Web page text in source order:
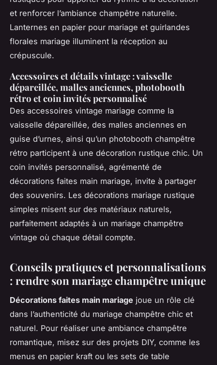
et renforcer l’ambiance champêtre naturelle.
Lanternes en papier pour mariage et guirlandes
florales mariage illuminent la réception au
crépuscule.
Accessoires et détails vintage : vaisselle
dépareillée, malles anciennes, photobooth
rétro et coin invités personnalisé
Des accessoires vintage mariage comme la
vaisselle dépareillée, des malles anciennes en
guise d’urnes, ainsi qu’un photobooth champêtre
rétro participent à une décoration rustique chic. Un
coin invités personnalisé, agrémenté de
décorations faites main mariage, invite à partager
des souvenirs. Les décorations mariage rustique
simples misent sur des matériaux naturels,
parfaitement adaptés à un mariage champêtre
vintage où chaque détail compte.
Conseils pratiques et personnalisations
: rendre son mariage champêtre unique
Décorations faites main mariage joue un rôle clé
dans l’authenticité du mariage champêtre chic et
naturel. Pour réaliser une ambiance champêtre
romantique, misez sur des projets DIY, comme les
menus en papier kraft ou les sets de table